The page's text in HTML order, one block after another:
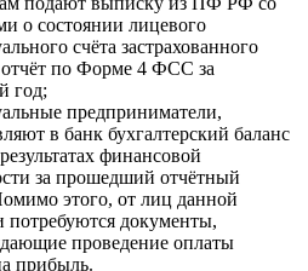
о состоянии лицевого
счёта застрахованного
по Форме 4 ФСС за
год;
предприниматели,
в банк бухгалтерский баланс
финансовой
за прошедший отчётный
этого, от лиц данной
потребуются документы,
проведение оплаты
прибыль.